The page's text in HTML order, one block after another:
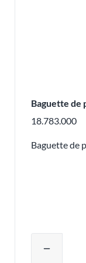
Baguette de
18.783.000
Baguette de
remove